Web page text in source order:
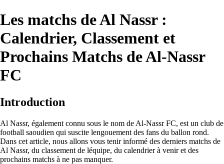
Les matchs de Al Nassr :
Calendrier, Classement et
Prochains Matchs de Al-Nassr
FC
Introduction
Al Nassr, également connu sous le nom de Al-Nassr FC, est un club de
football saoudien qui suscite lengouement des fans du ballon rond.
Dans cet article, nous allons vous tenir informé des derniers matchs de
Al Nassr, du classement de léquipe, du calendrier à venir et des
prochains matchs à ne pas manquer.